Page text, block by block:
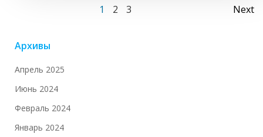
Навигация
по
записям
Страница
1 Страница
2 Страница
3 Next
Архивы
Апрель 2025
Июнь 2024
Февраль 2024
Январь 2024